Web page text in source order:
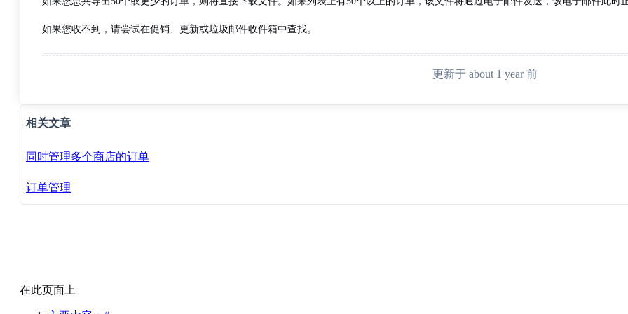
如果您收不到，请尝试在促销、更新或垃圾邮件收件箱中查找。
更新于 about 1 year 前
相关文章
同时管理多个商店的订单
订单管理
在此页面上